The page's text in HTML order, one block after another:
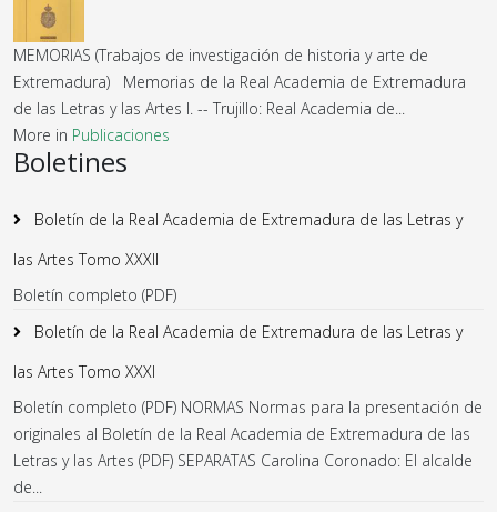
MEMORIAS (Trabajos de investigación de historia y arte de
Extremadura) Memorias de la Real Academia de Extremadura
de las Letras y las Artes I. -- Trujillo: Real Academia de...
More in Publicaciones
Boletines
Boletín de la Real Academia de Extremadura de las Letras y
las Artes Tomo XXXII
Boletín completo (PDF)
Boletín de la Real Academia de Extremadura de las Letras y
las Artes Tomo XXXI
Boletín completo (PDF) NORMAS Normas para la presentación de
originales al Boletín de la Real Academia de Extremadura de las
Letras y las Artes (PDF) SEPARATAS Carolina Coronado: El alcalde
de...